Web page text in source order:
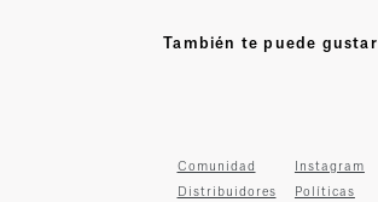
También te puede gustar
Comunidad Instagram
Distribuidores Políticas